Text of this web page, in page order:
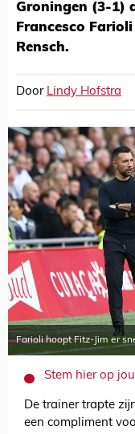
Groningen (3-1)
Francesco
Rensch.
Door Lindy Hofstra
Farioli hoopt Fitz-Jim er
Stem hier op
De trainer trapte
een compliment